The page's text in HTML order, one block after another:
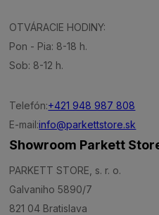
OTVÁRACIE HODINY:
Pon - Pia: 8-18 h.
Sob: 8-12 h.
Telefón:+421 948 987 808
E-mail:info@parkettstore.sk
Showroom Parkett
PARKETT STORE, s. r. o.
Galvaniho 5890/7
821 04 Bratislava